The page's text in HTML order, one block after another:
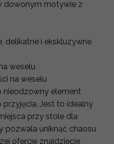
dowonym motywie z
delikatne i ekskluzywne
weselu
na weselu
nieodzowny element
Jest to idealny
przy stole dla
pozwala uniknąć chaosu
ofercie znajdziecie